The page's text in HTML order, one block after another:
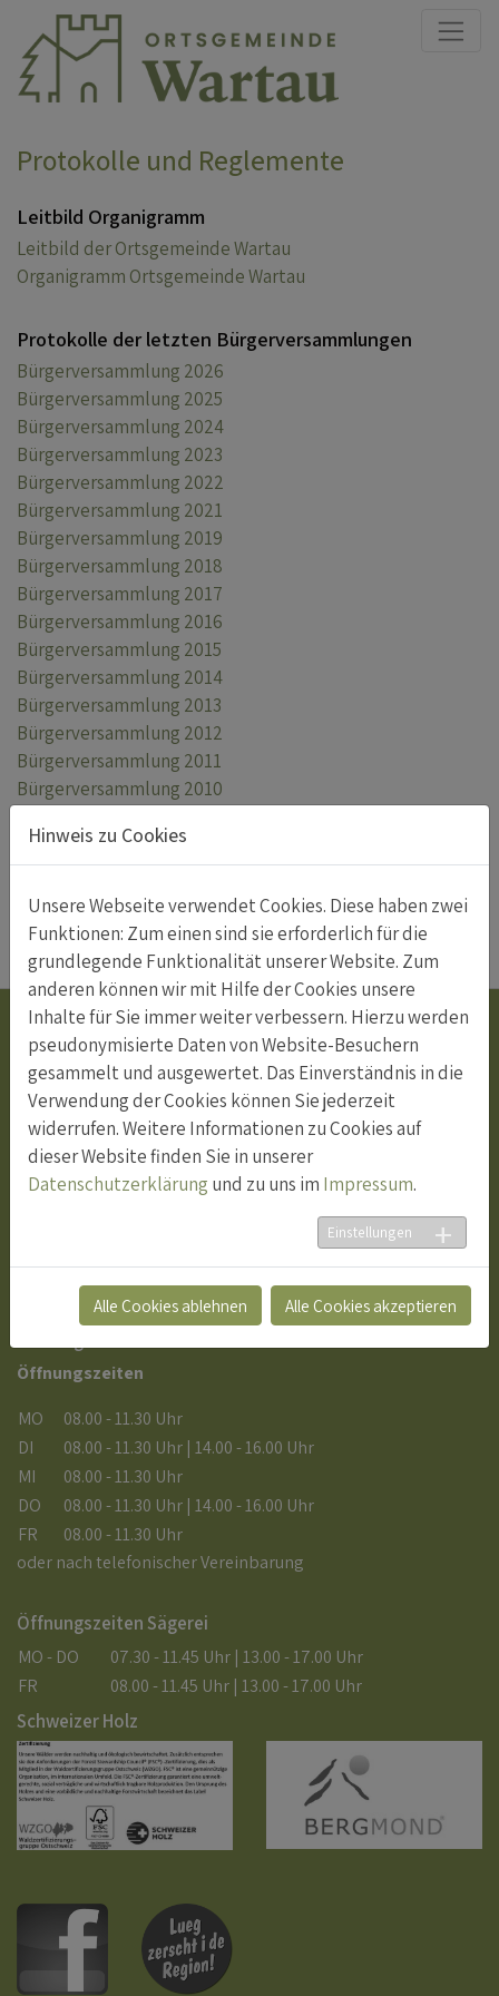
Protokolle und Reglemente
Leitbild Organigramm
Leitbild der Ortsgemeinde Wartau
Organigramm Ortsgemeinde Wartau
Protokolle der letzten Bürgerversammlungen
Bürgerversammlung 2026
Bürgerversammlung 2025
Bürgerversammlung 2024
Bürgerversammlung 2023
Bürgerversammlung 2022
Bürgerversammlung 2021
Bürgerversammlung 2019
Bürgerversammlung 2018
Bürgerversammlung 2017
Bürgerversammlung 2016
Bürgerversammlung 2015
Bürgerversammlung 2014
Bürgerversammlung 2013
Bürgerversammlung 2012
Bürgerversammlung 2011
Bürgerversammlung 2010
Reglemente der Ortsgemeinde Wartau
Nutzungs-Reglement
Benützungsreglement Burganlage
Adresse
Ortsgemeinde Wartau
Dornau 1
9478 Azmoos
081 783 11 25
info@og-wartau.ch
Anmeldung Newsletter
Öffnungszeiten
MO
08.00 - 11.30 Uhr
DI
08.00 - 11.30 Uhr | 14.00 - 16.00 Uhr
MI
08.00 - 11.30 Uhr
DO
08.00 - 11.30 Uhr | 14.00 - 16.00 Uhr
FR
08.00 - 11.30 Uhr
oder nach telefonischer Vereinbarung
Öffnungszeiten Sägerei
MO - DO
07.30 - 11.45 Uhr | 13.00 - 17.00 Uhr
FR
08.00 - 11.45 Uhr | 13.00 - 17.00 Uhr
Schweizer Holz
Hinweis zu Cookies
Unsere Webseite verwendet Cookies. Diese haben zwei
Funktionen: Zum einen sind sie erforderlich für die
grundlegende Funktionalität unserer Website. Zum
anderen können wir mit Hilfe der Cookies unsere
Inhalte für Sie immer weiter verbessern. Hierzu werden
pseudonymisierte Daten von Website-Besuchern
gesammelt und ausgewertet. Das Einverständnis in die
Verwendung der Cookies können Sie jederzeit
widerrufen. Weitere Informationen zu Cookies auf
dieser Website finden Sie in unserer
Datenschutzerklärung und zu uns im Impressum.
Einstellungen
Alle Cookies ablehnen Alle Cookies akzeptieren